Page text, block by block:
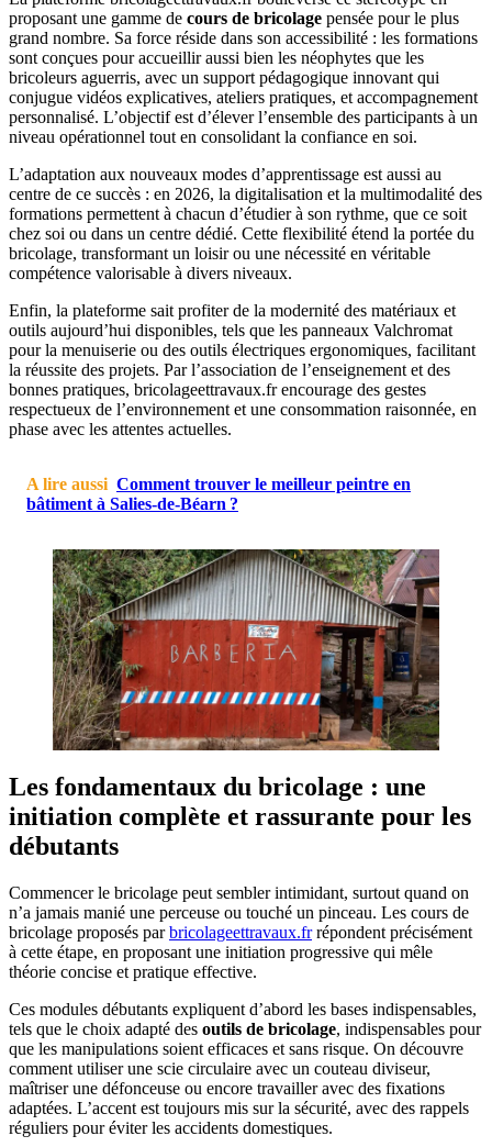
proposant une gamme de cours de bricolage pensée pour le plus
grand nombre. Sa force réside dans son accessibilité : les formations
sont conçues pour accueillir aussi bien les néophytes que les
bricoleurs aguerris, avec un support pédagogique innovant qui
conjugue vidéos explicatives, ateliers pratiques, et accompagnement
personnalisé. L’objectif est d’élever l’ensemble des participants à un
niveau opérationnel tout en consolidant la confiance en soi.
L’adaptation aux nouveaux modes d’apprentissage est aussi au
centre de ce succès : en 2026, la digitalisation et la multimodalité des
formations permettent à chacun d’étudier à son rythme, que ce soit
chez soi ou dans un centre dédié. Cette flexibilité étend la portée du
bricolage, transformant un loisir ou une nécessité en véritable
compétence valorisable à divers niveaux.
Enfin, la plateforme sait profiter de la modernité des matériaux et
outils aujourd’hui disponibles, tels que les panneaux Valchromat
pour la menuiserie ou des outils électriques ergonomiques, facilitant
la réussite des projets. Par l’association de l’enseignement et des
bonnes pratiques, bricolageettravaux.fr encourage des gestes
respectueux de l’environnement et une consommation raisonnée, en
phase avec les attentes actuelles.
A lire aussi Comment trouver le meilleur peintre en
bâtiment à Salies-de-Béarn ?
Les fondamentaux du bricolage : une
initiation complète et rassurante pour les
débutants
Commencer le bricolage peut sembler intimidant, surtout quand on
n’a jamais manié une perceuse ou touché un pinceau. Les cours de
bricolage proposés parbricolageettravaux.frrépondent précisément
à cette étape, en proposant une initiation progressive qui mêle
théorie concise et pratique effective.
Ces modules débutants expliquent d’abord les bases indispensables,
tels que le choix adapté des outils de bricolage, indispensables pour
que les manipulations soient efficaces et sans risque. On découvre
comment utiliser une scie circulaire avec un couteau diviseur,
maîtriser une défonceuse ou encore travailler avec des fixations
adaptées. L’accent est toujours mis sur la sécurité, avec des rappels
réguliers pour éviter les accidents domestiques.